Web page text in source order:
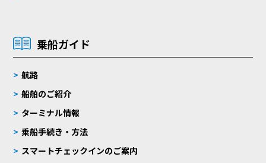
乗船ガイド
航路
船舶のご紹介
ターミナル情報
乗船手続き・方法
スマートチェックインのご案内